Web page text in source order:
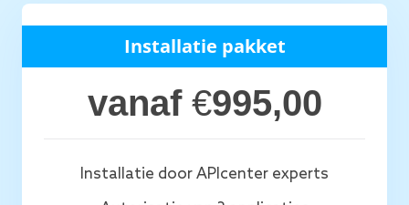
Installatie pakket
vanaf €995,00
Installatie door APIcenter experts